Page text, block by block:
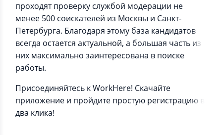
проходят проверку службой модерации не
менее 500 соискателей из Москвы и Санкт-
Петербурга. Благодаря этому база кандидатов
всегда остается актуальной, а большая часть из
них максимально заинтересована в поиске
работы.
Присоединяйтесь к WorkHere! Скачайте
приложение и пройдите простую регистрацию в
два клика!